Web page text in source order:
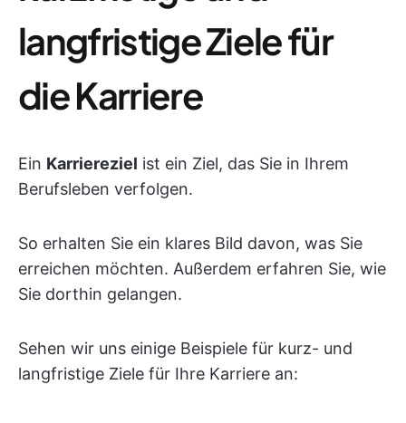
langfristige Ziele für
die Karriere
Ein Karriereziel ist ein Ziel, das Sie in Ihrem
Berufsleben verfolgen.
So erhalten Sie ein klares Bild davon, was Sie
erreichen möchten. Außerdem erfahren Sie, wie
Sie dorthin gelangen.
Sehen wir uns einige Beispiele für kurz- und
langfristige Ziele für Ihre Karriere an: